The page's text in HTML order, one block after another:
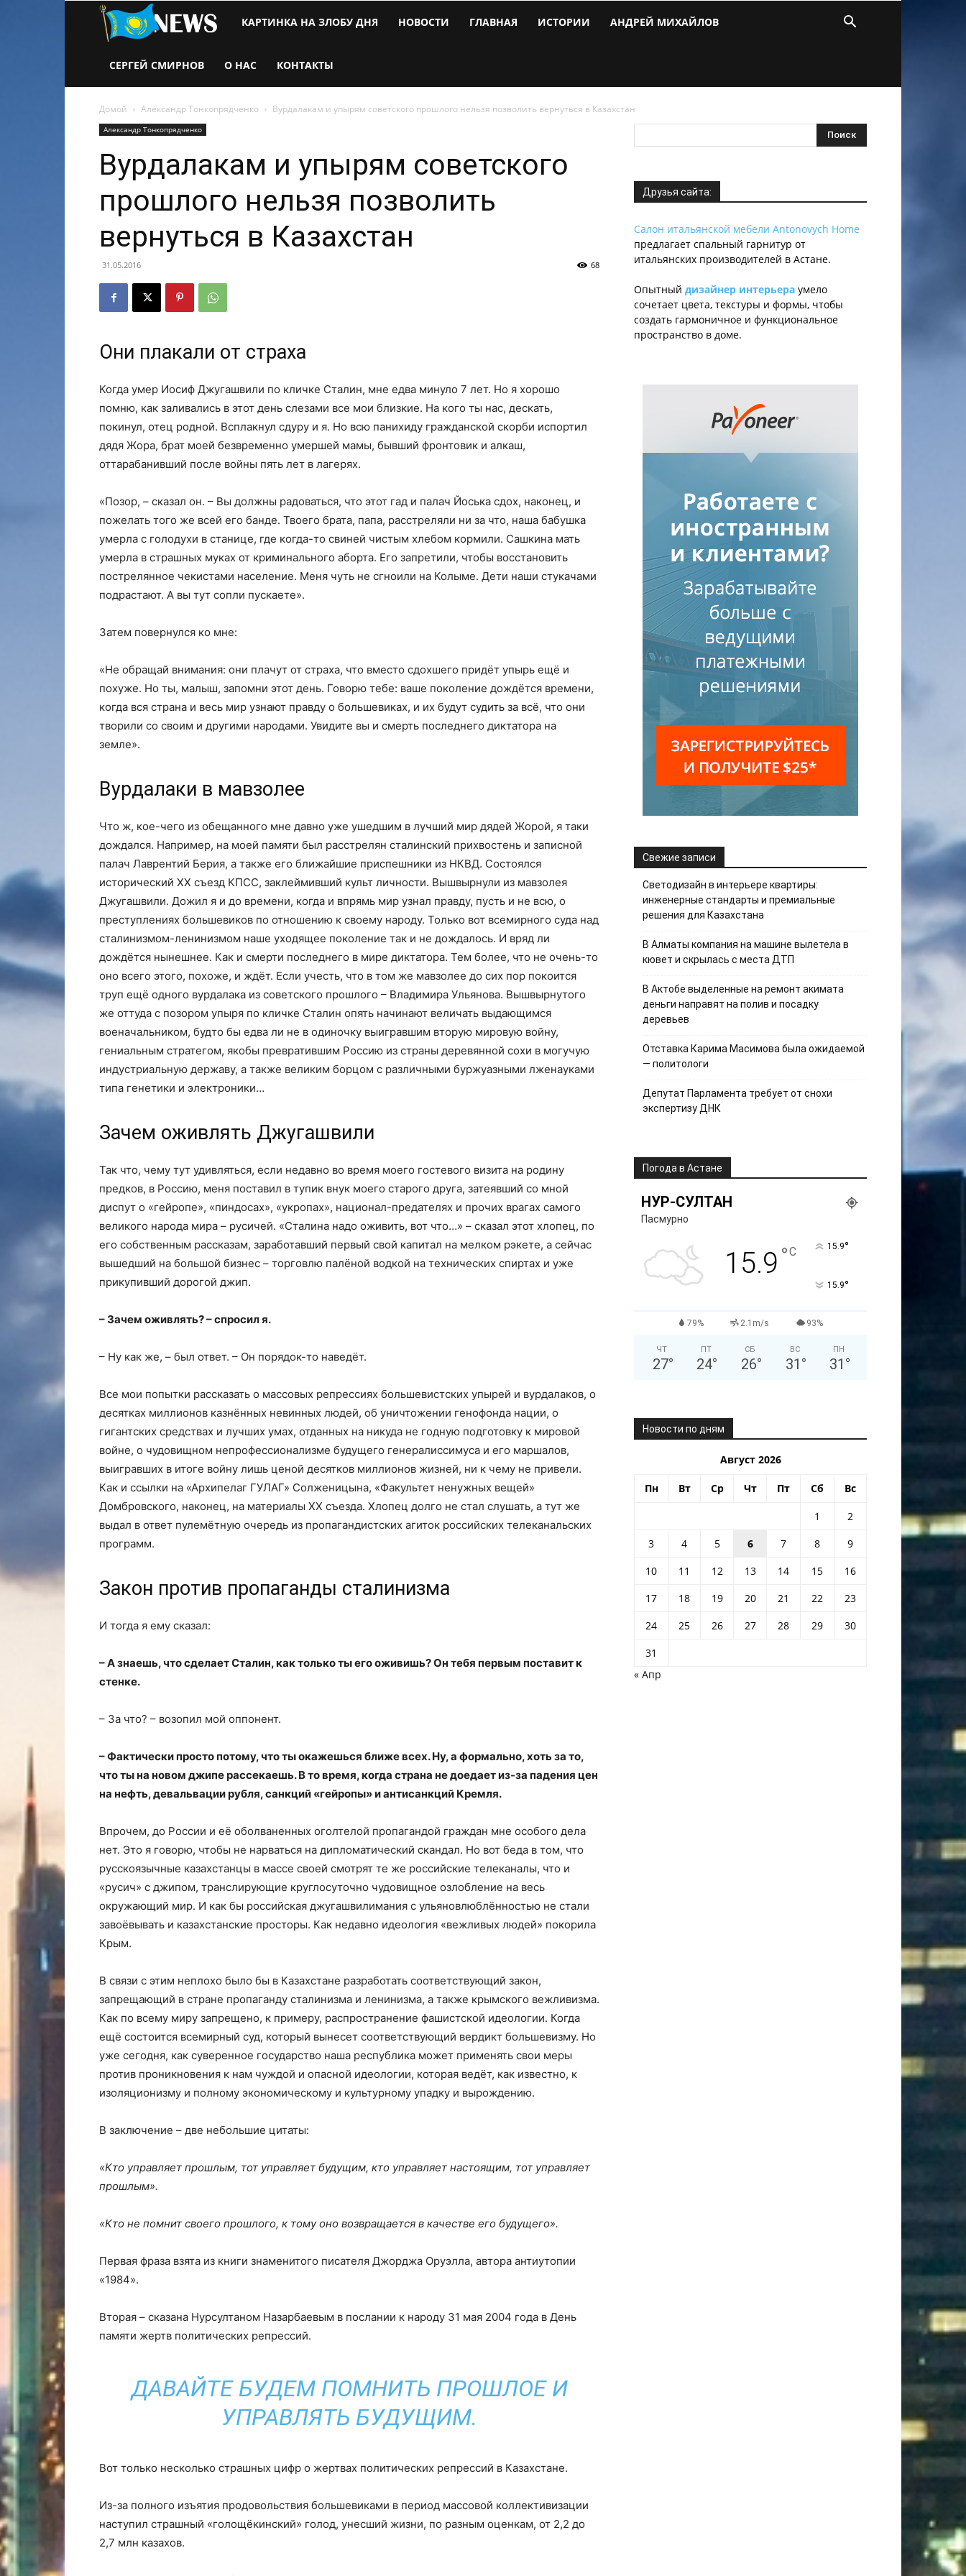
Новости
Казахстана
КАРТИНКА НА ЗЛОБУ ДНЯ НОВОСТИ ГЛАВНАЯ ИСТОРИИ АНДРЕЙ МИХАЙЛОВ
СЕРГЕЙ СМИРНОВ О НАС КОНТАКТЫ
Домой Александр Тонкопрядченко Вурдалакам и упырям советского прошлого нельзя позволить вернуться в Казахстан
Александр Тонкопрядченко
Вурдалакам и упырям советского
прошлого нельзя позволить
вернуться в Казахстан
31.05.2016 68
Они плакали от страха
Когда умер Иосиф Джугашвили по кличке Сталин, мне едва минуло 7 лет. Но я хорошо
помню, как заливались в этот день слезами все мои близкие. На кого ты нас, дескать,
покинул, отец родной. Всплакнул сдуру и я. Но всю панихиду гражданской скорби испортил
дядя Жора, брат моей безвременно умершей мамы, бывший фронтовик и алкаш,
оттарабанивший после войны пять лет в лагерях.
«Позор, – сказал он. – Вы должны радоваться, что этот гад и палач Йоська сдох, наконец, и
пожелать того же всей его банде. Твоего брата, папа, расстреляли ни за что, наша бабушка
умерла с голодухи в станице, где когда-то свиней чистым хлебом кормили. Сашкина мать
умерла в страшных муках от криминального аборта. Его запретили, чтобы восстановить
пострелянное чекистами население. Меня чуть не сгноили на Колыме. Дети наши стукачами
подрастают. А вы тут сопли пускаете».
Затем повернулся ко мне:
«Не обращай внимания: они плачут от страха, что вместо сдохшего придёт упырь ещё и
похуже. Но ты, малыш, запомни этот день. Говорю тебе: ваше поколение дождётся времени,
когда вся страна и весь мир узнают правду о большевиках, и их будут судить за всё, что они
творили со своим и другими народами. Увидите вы и смерть последнего диктатора на
земле».
Вурдалаки в мавзолее
Что ж, кое-чего из обещанного мне давно уже ушедшим в лучший мир дядей Жорой, я таки
дождался. Например, на моей памяти был расстрелян сталинский прихвостень и записной
палач Лаврентий Берия, а также его ближайшие приспешники из НКВД. Состоялся
исторический ХХ съезд КПСС, заклеймивший культ личности. Вышвырнули из мавзолея
Джугашвили. Дожил я и до времени, когда и впрямь мир узнал правду, пусть и не всю, о
преступлениях большевиков по отношению к своему народу. Только вот всемирного суда над
сталинизмом-ленинизмом наше уходящее поколение так и не дождалось. И вряд ли
дождётся нынешнее. Как и смерти последнего в мире диктатора. Тем более, что не очень-то
оно всего этого, похоже, и ждёт. Если учесть, что в том же мавзолее до сих пор покоится
труп ещё одного вурдалака из советского прошлого – Владимира Ульянова. Вышвырнутого
же оттуда с позором упыря по кличке Сталин опять начинают величать выдающимся
военачальником, будто бы едва ли не в одиночку выигравшим вторую мировую войну,
гениальным стратегом, якобы превратившим Россию из страны деревянной сохи в могучую
индустриальную державу, а также великим борцом с различными буржуазными лженауками
типа генетики и электроники…
Зачем оживлять Джугашвили
Так что, чему тут удивляться, если недавно во время моего гостевого визита на родину
предков, в Россию, меня поставил в тупик внук моего старого друга, затеявший со мной
диспут о «гейропе», «пиндосах», «укропах», национал-предателях и прочих врагах самого
великого народа мира – русичей. «Сталина надо оживить, вот что…» – сказал этот хлопец, по
его собственным рассказам, заработавший первый свой капитал на мелком рэкете, а сейчас
вышедший на большой бизнес – торговлю палёной водкой на технических спиртах и уже
прикупивший дорогой джип.
– Зачем оживлять? – спросил я.
– Ну как же, – был ответ. – Он порядок-то наведёт.
Все мои попытки рассказать о массовых репрессиях большевистских упырей и вурдалаков, о
десятках миллионов казнённых невинных людей, об уничтожении генофонда нации, о
гигантских средствах и лучших умах, отданных на никуда не годную подготовку к мировой
войне, о чудовищном непрофессионализме будущего генералиссимуса и его маршалов,
выигравших в итоге войну лишь ценой десятков миллионов жизней, ни к чему не привели.
Как и ссылки на «Архипелаг ГУЛАГ» Солженицына, «Факультет ненужных вещей»
Домбровского, наконец, на материалы ХХ съезда. Хлопец долго не стал слушать, а тут же
выдал в ответ пулемётную очередь из пропагандистских агиток российских телеканальских
программ.
Закон против пропаганды сталинизма
И тогда я ему сказал:
– А знаешь, что сделает Сталин, как только ты его оживишь? Он тебя первым поставит к
стенке.
– За что? – возопил мой оппонент.
– Фактически просто потому, что ты окажешься ближе всех. Ну, а формально, хоть за то,
что ты на новом джипе рассекаешь. В то время, когда страна не доедает из-за падения цен
на нефть, девальвации рубля, санкций «гейропы» и антисанкций Кремля.
Впрочем, до России и её оболваненных оголтелой пропагандой граждан мне особого дела
нет. Это я говорю, чтобы не нарваться на дипломатический скандал. Но вот беда в том, что
русскоязычные казахстанцы в массе своей смотрят те же российские телеканалы, что и
«русич» с джипом, транслирующие круглосуточно чудовищное озлобление на весь
окружающий мир. И как бы российская джугашвилимания с ульяновлюблённостью не стали
завоёвывать и казахстанские просторы. Как недавно идеология «вежливых людей» покорила
Крым.
В связи с этим неплохо было бы в Казахстане разработать соответствующий закон,
запрещающий в стране пропаганду сталинизма и ленинизма, а также крымского вежливизма.
Как по всему миру запрещено, к примеру, распространение фашистской идеологии. Когда
ещё состоится всемирный суд, который вынесет соответствующий вердикт большевизму. Но
уже сегодня, как суверенное государство наша республика может применять свои меры
против проникновения к нам чуждой и опасной идеологии, которая ведёт, как известно, к
изоляционизму и полному экономическому и культурному упадку и вырождению.
В заключение – две небольшие цитаты:
«Кто управляет прошлым, тот управляет будущим, кто управляет настоящим, тот управляет
прошлым».
«Кто не помнит своего прошлого, к тому оно возвращается в качестве его будущего».
Первая фраза взята из книги знаменитого писателя Джорджа Оруэлла, автора антиутопии
«1984».
Вторая – сказана Нурсултаном Назарбаевым в послании к народу 31 мая 2004 года в День
памяти жертв политических репрессий.
ДАВАЙТЕ БУДЕМ ПОМНИТЬ ПРОШЛОЕ И
УПРАВЛЯТЬ БУДУЩИМ.
Вот только несколько страшных цифр о жертвах политических репрессий в Казахстане.
Из-за полного изъятия продовольствия большевиками в период массовой коллективизации
наступил страшный «голощёкинский» голод, унесший жизни, по разным оценкам, от 2,2 до
2,7 млн казахов.
Друзья сайта:
Салон итальянской мебели Antonovych Home
предлагает спальный гарнитур от
итальянских производителей в Астане.
Опытный дизайнер интерьера умело
сочетает цвета, текстуры и формы, чтобы
создать гармоничное и функциональное
пространство в доме.
Свежие записи
Светодизайн в интерьере квартиры:
инженерные стандарты и премиальные
решения для Казахстана
В Алматы компания на машине вылетела в
кювет и скрылась с места ДТП
В Актобе выделенные на ремонт акимата
деньги направят на полив и посадку
деревьев
Отставка Карима Масимова была ожидаемой
— политологи
Депутат Парламента требует от снохи
экспертизу ДНК
Погода в Астане
НУР-СУЛТАН
Пасмурно
15.9 °C 15.9°
15.9°
79% 2.1m/s 93%
ЧТ
27°
ПТ
24°
СБ
26°
ВС
31 °
ПН
31 °
Новости по дням
Август 2026
Пн Вт Ср Чт Пт Сб Вс
1
2
3
4 5 6 7 8
9
10
11 12 13 14 15
16
17
18 19 20 21 22
23
24
25 26 27 28 29
30
31
« Апр